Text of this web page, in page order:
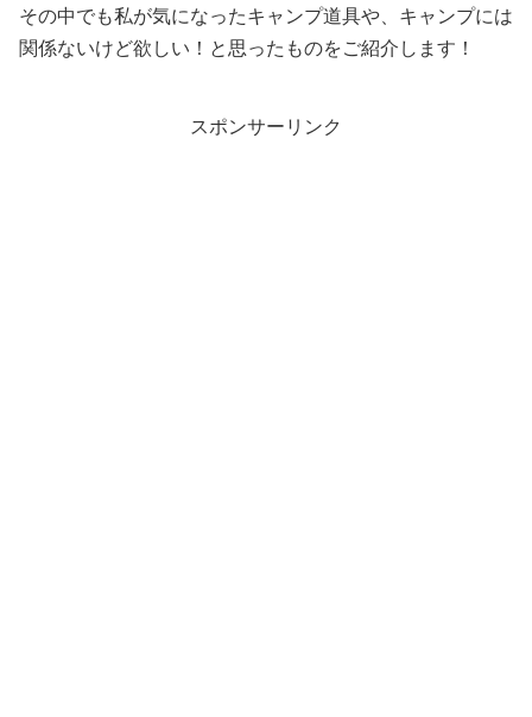
その中でも私が気になったキャンプ道具や、キャンプには
関係ないけど欲しい！と思ったものをご紹介します！
スポンサーリンク